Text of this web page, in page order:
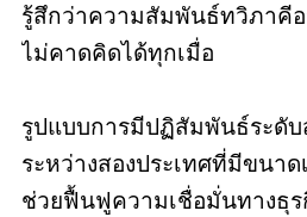
รู้สึกว่าความสัมพันธ์ทวิภาคีอ
ไม่คาดคิดได้ทุกเมื่อ
รูปแบบการมีปฏิสัมพันธ์ระดับ
ระหว่างสองประเทศที่มีขนา
ช่วยฟื้นฟูความเชื่อมั่นทางธุ